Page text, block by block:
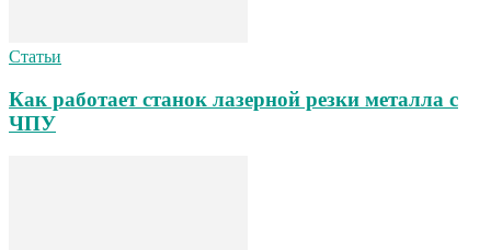
Статьи
Как работает станок лазерной резки металла с
ЧПУ